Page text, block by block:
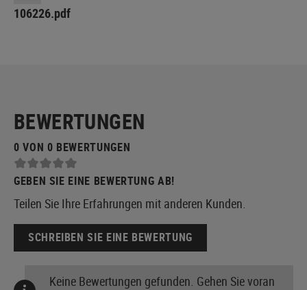
106226.pdf
BEWERTUNGEN
0 VON 0 BEWERTUNGEN
GEBEN SIE EINE BEWERTUNG AB!
Teilen Sie Ihre Erfahrungen mit anderen Kunden.
SCHREIBEN SIE EINE BEWERTUNG
Keine Bewertungen gefunden. Gehen Sie voran